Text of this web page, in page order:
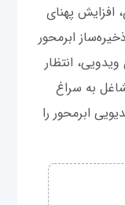
افزایش پهنای
ابرمحور
انتظار
به سراغ
ابرمحور را